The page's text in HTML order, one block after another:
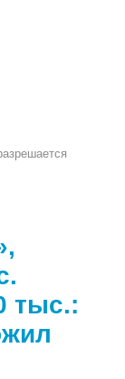
тыс.: